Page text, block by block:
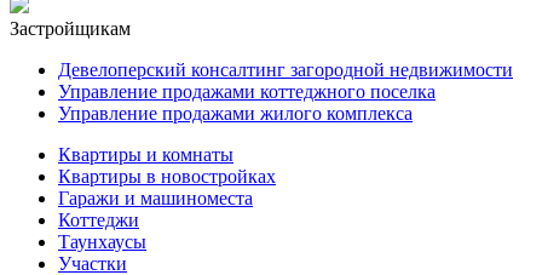
Застройщикам
Девелоперский консалтинг загородной недвижимости
Управление продажами коттеджного поселка
Управление продажами жилого комплекса
Квартиры и комнаты
Квартиры в новостройках
Гаражи и машиноместа
Коттеджи
Таунхаусы
Участки